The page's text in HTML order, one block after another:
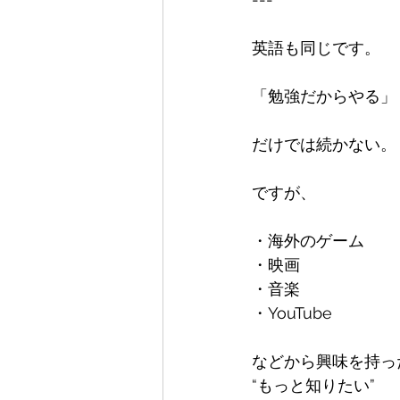
英語も同じです。
「勉強だからやる」
だけでは続かない。
ですが、
・海外のゲーム
・映画
・音楽
・YouTube
などから興味を持
“もっと知りたい”